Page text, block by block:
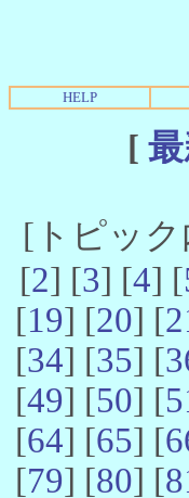
HELP
[
[トピック
[2] [3] [4] [
[19] [20] [
[34] [35] [
[49] [50] [
[64] [65] [
[79] [80] [